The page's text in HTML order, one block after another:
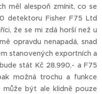
měl alespoň zmínit, co se
detektoru Fisher F75 Ltd
že se mi zdá horší než u
opravdu nenapadá, snad
stanovených exportních a
stát Kč 28.990,- a F75
možná trochu a funkce
může být ale klidně pouze